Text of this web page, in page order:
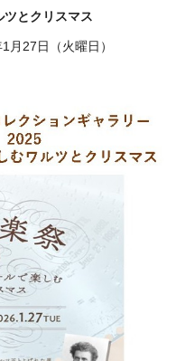
とクリスマス
月27日（火曜日）